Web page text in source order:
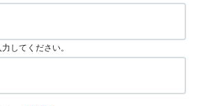
してください。